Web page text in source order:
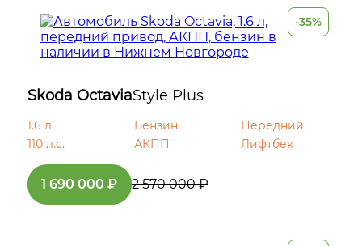
Полноразмерное запасное колесо -35%
Skoda OctaviaStyle Plus
1.6 л Бензин
Передний
110 л.с.
АКПП Лифтбек
1 690 000 ₽ 2 570 000 ₽